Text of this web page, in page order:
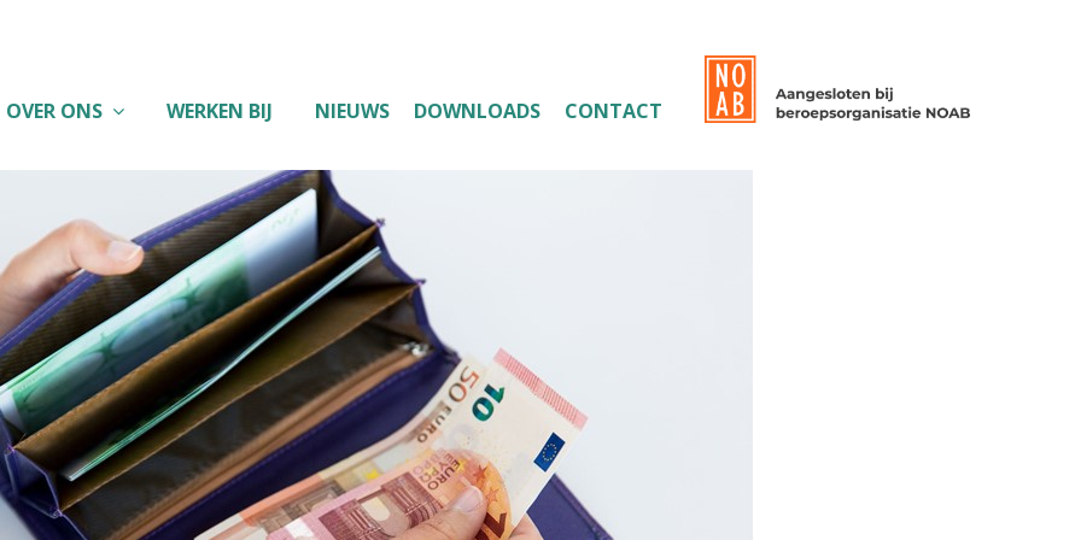
OVER ONS WERKEN BIJ NIEUWS DOWNLOADS CONTACT